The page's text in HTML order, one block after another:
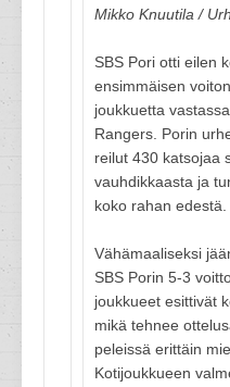
Mikko Knuutila /
SBS Pori otti eilen
ensimmäisen
joukkuetta
Rangers. Porin
reilut 430 katsojaa
vauhdikkaasta ja
koko rahan edestä.
Vähämaaliseksi
SBS Porin 5-3
joukkueet esittivät
mikä tehnee
peleissä erittäin
Kotijoukkueen